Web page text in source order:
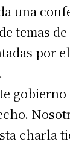
una
temas
por
charla